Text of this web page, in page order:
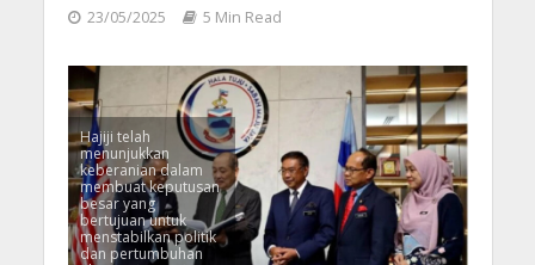
23/05/2025 5 Min Read
Hajiji telah
menunjukkan
keberanian dalam
membuat keputusan
besar yang
bertujuan untuk
menstabilkan politik
dan pertumbuhan